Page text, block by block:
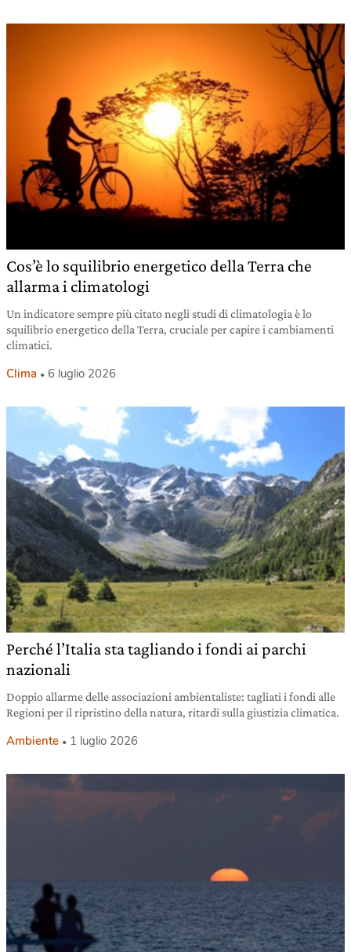
Cos’è lo squilibrio energetico della Terra che
allarma i climatologi
Un indicatore sempre più citato negli studi di climatologia è lo
squilibrio energetico della Terra, cruciale per capire i cambiamenti
climatici.
Clima 6 luglio 2026
Perché l’Italia sta tagliando i fondi ai parchi
nazionali
Doppio allarme delle associazioni ambientaliste: tagliati i fondi alle
Regioni per il ripristino della natura, ritardi sulla giustizia climatica.
Ambiente 1 luglio 2026